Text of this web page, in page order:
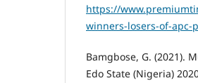
https://
winners-losers-of-
Bamgbose, G. (2021).
Edo State (Nigeria)